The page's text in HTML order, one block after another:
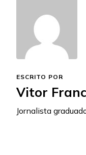
ESCRITO POR
Vitor
Jornalista